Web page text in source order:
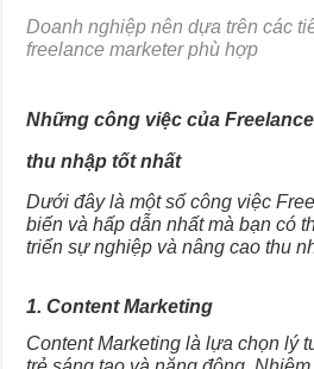
Doanh nghiệp nên dựa trên các
freelance marketer phù hợp
Những công việc của
thu nhập tốt nhất
Dưới đây là một số công việc
biến và hấp dẫn nhất mà bạn có
triển sự nghiệp và nâng cao thu
1. Content Marketing
Content Marketing là lựa chọn lý